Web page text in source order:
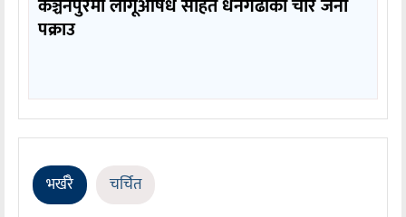
कञ्चनपुरमा लागूऔषध सहित धनगढीका चार जना
पक्राउ
भर्खरै चर्चित